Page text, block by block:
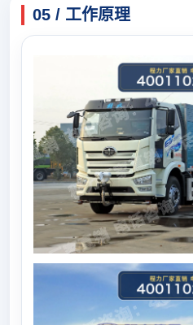
05 / 工作原理